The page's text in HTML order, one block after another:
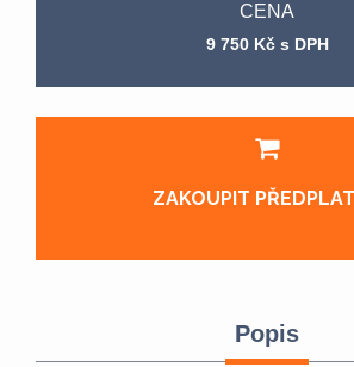
CENA
9 750 Kč s DPH
ZAKOUPIT
Popis